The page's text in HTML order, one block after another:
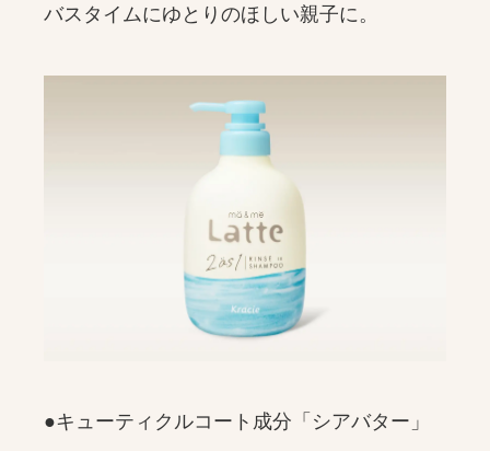
バスタイムにゆとりのほしい親子に。
●キューティクルコート成分「シアバター」